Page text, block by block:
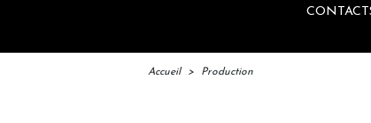
Accueil > Production